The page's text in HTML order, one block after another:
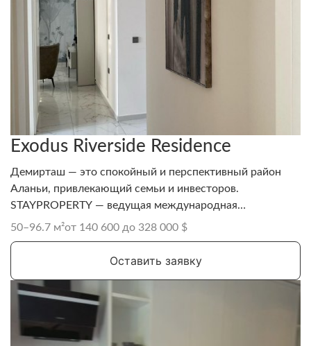
Exodus Riverside Residence
Демирташ — это спокойный и перспективный район
Аланьи, привлекающий семьи и инвесторов.
STAYPROPERTY — ведущая международная
риелторская и девелоперская компания, известная
50–96.7 м²от 140 600 до 328 000 $
Оставить заявку